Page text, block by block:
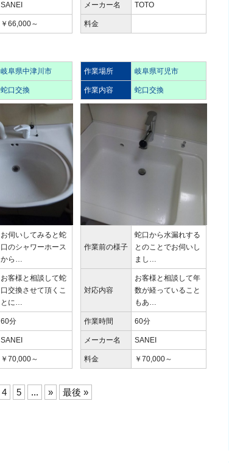
SANEI
￥66,000～
メーカー名 TOTO
料金
岐阜県中津川市
蛇口交換
お伺いしてみると蛇
口のシャワーホース
から…
お客様と相談して蛇
口交換させて頂くこ
とに…
60分
SANEI
￥70,000～
作業場所 岐阜県可児市
作業内容 蛇口交換
作業前の様子
蛇口から水漏れする
とのことでお伺いし
まし…
対応内容
お客様と相談して年
数が経っていること
もあ…
作業時間 60分
メーカー名 SANEI
料金 ￥70,000～
4 5 ... » 最後 »